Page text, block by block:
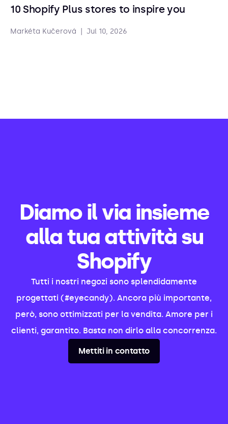
10 Shopify Plus stores to inspire you
Markéta Kučerová Jul 10, 2026
Diamo il via insieme
alla tua attività su
Shopify
Tutti i nostri negozi sono splendidamente
progettati (#eyecandy). Ancora più importante,
però, sono ottimizzati per la vendita. Amore per i
clienti, garantito. Basta non dirlo alla concorrenza.
Mettiti in contatto